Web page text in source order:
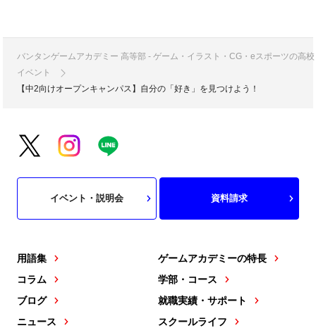
バンタンゲームアカデミー 高等部 - ゲーム・イラスト・CG・eスポーツの高
イベント
【中2向けオープンキャンパス】自分の「好き」を見つけよう！
用語集
コラム
ブログ
ニュース
ゲームアカデミーの特長
学部・コース
就職実績・サポート
スクールライフ
イベント・説明会 資料請求